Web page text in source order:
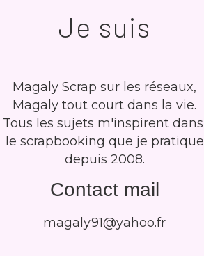
Je suis
Magaly Scrap sur les réseaux,
Magaly tout court dans la vie.
Tous les sujets m'inspirent dans
le scrapbooking que je pratique
depuis 2008.
Contact mail
magaly91@yahoo.fr